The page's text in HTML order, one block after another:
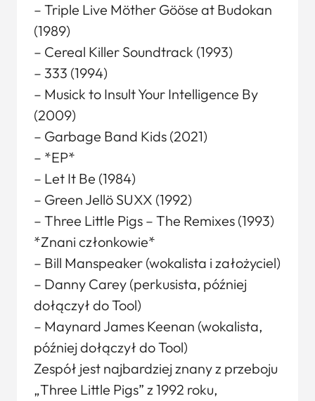
– Triple Live Möther Gööse at Budokan
(1989)
– Cereal Killer Soundtrack (1993)
– 333 (1994)
– Musick to Insult Your Intelligence By
(2009)
– Garbage Band Kids (2021)
– *EP*
– Let It Be (1984)
– Green Jellö SUXX (1992)
– Three Little Pigs – The Remixes (1993)
*Znani członkowie*
– Bill Manspeaker (wokalista i założyciel)
– Danny Carey (perkusista, później
dołączył do Tool)
– Maynard James Keenan (wokalista,
później dołączył do Tool)
Zespół jest najbardziej znany z przeboju
„Three Little Pigs” z 1992 roku,